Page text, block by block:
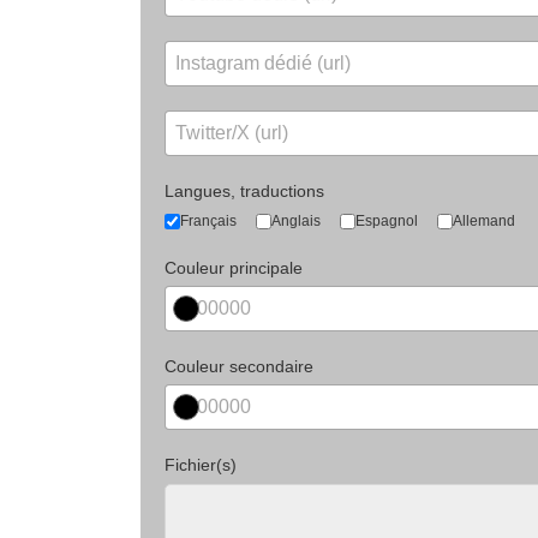
Langues, traductions
Français Anglais Espagnol Allemand
Couleur principale
Couleur secondaire
Fichier(s)